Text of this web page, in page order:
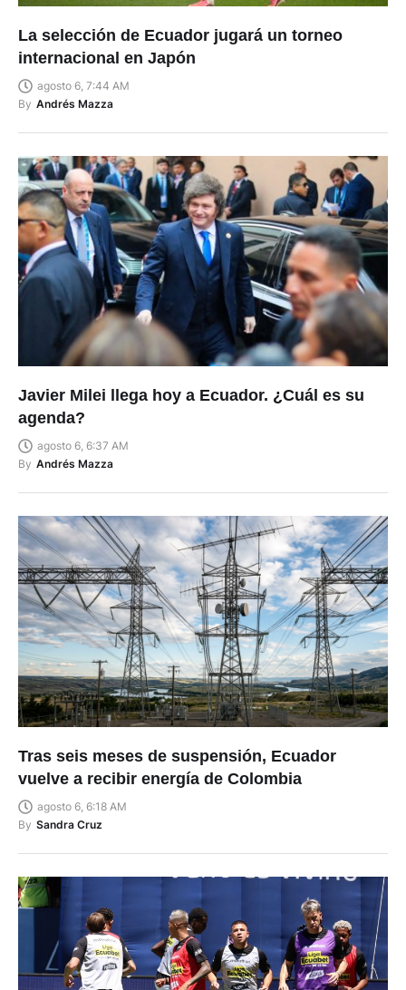
La selección de Ecuador jugará un torneo
internacional en Japón
agosto 6, 7:44 AM
By Andrés Mazza
Javier Milei llega hoy a Ecuador. ¿Cuál es su
agenda?
agosto 6, 6:37 AM
By Andrés Mazza
Tras seis meses de suspensión, Ecuador
vuelve a recibir energía de Colombia
agosto 6, 6:18 AM
By Sandra Cruz